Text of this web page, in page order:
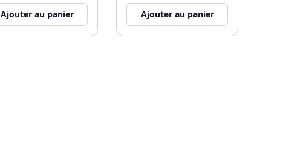
Ajouter au panier Ajouter au panier